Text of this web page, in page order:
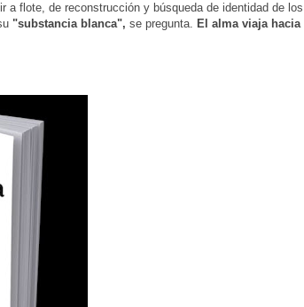
a flote, de reconstrucción y búsqueda de identidad de los
"substancia blanca", se pregunta. El alma viaja hacia